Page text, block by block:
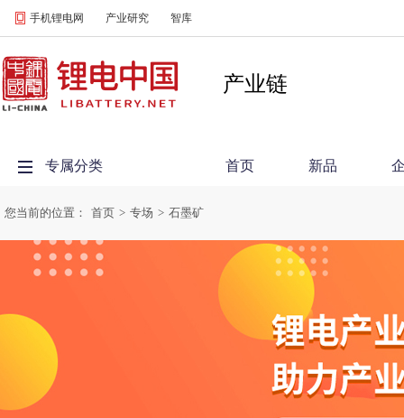
手机锂电网 产业研究 智库
产业链
专属分类 首页 新品
您当前的位置： 首页 > 专场 > 石墨矿